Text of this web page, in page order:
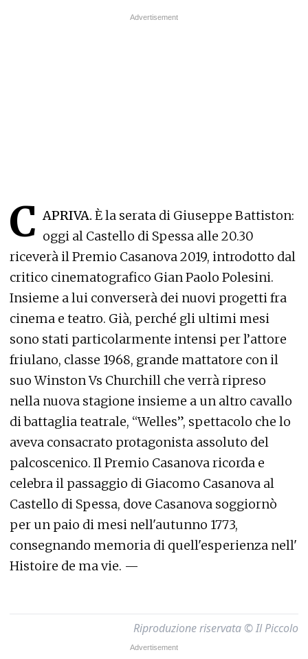
C APRIVA. È la serata di Giuseppe Battiston:
oggi al Castello di Spessa alle 20.30
riceverà il Premio Casanova 2019, introdotto dal
critico cinematografico Gian Paolo Polesini.
Insieme a lui converserà dei nuovi progetti fra
cinema e teatro. Già, perché gli ultimi mesi
sono stati particolarmente intensi per l’attore
friulano, classe 1968, grande mattatore con il
suo Winston Vs Churchill che verrà ripreso
nella nuova stagione insieme a un altro cavallo
di battaglia teatrale, “Welles”, spettacolo che lo
aveva consacrato protagonista assoluto del
palcoscenico. Il Premio Casanova ricorda e
celebra il passaggio di Giacomo Casanova al
Castello di Spessa, dove Casanova soggiornò
per un paio di mesi nell'autunno 1773,
consegnando memoria di quell'esperienza nell'
Histoire de ma vie. —
Riproduzione riservata © Il Piccolo